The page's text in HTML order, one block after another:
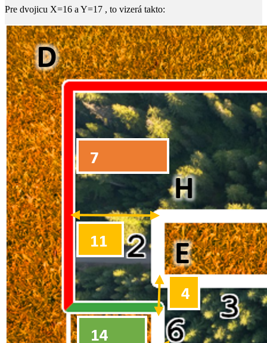
Pre dvojicu X=16 a Y=17 , to vizerá takto: